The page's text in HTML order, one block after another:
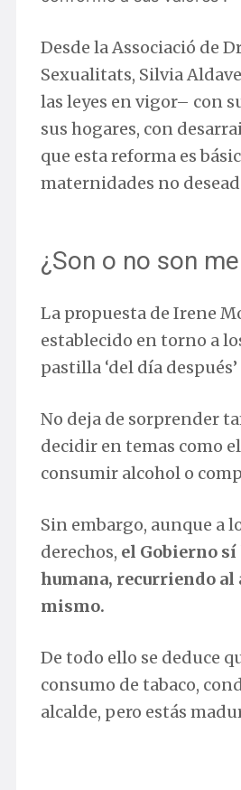
Desde la Associació de
Sexualitats, Silvia
las leyes en vigor– con
sus hogares, con
que esta reforma es
maternidades no
¿Son o no son
La propuesta de Irene
establecido en torno a
pastilla ‘del día
No deja de sorprender
decidir en temas como
consumir alcohol o
Sin embargo, aunque a
derechos, el Gobierno
humana, recurriendo al
mismo.
De todo ello se deduce
consumo de tabaco,
alcalde, pero estás